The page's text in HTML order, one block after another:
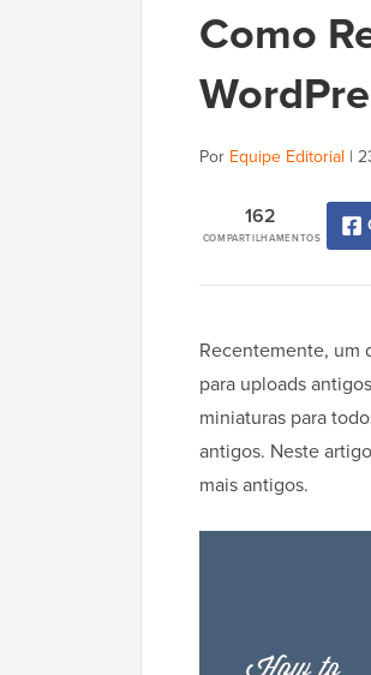
Como
Por Equipe Editorial |
COMPARTILHAMENTOS
162
Recentemente, um
para uploads
miniaturas para
antigos. Neste
mais antigos.